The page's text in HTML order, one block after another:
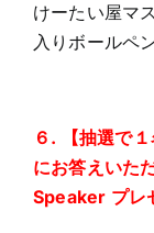
けーたい屋マ
入りボールペ
６. 【抽選で
にお答えいた
Speaker プレ